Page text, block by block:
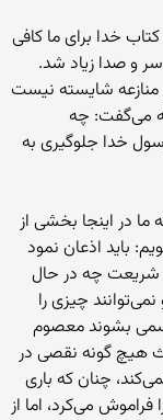
خدا برای ما کافی
سر و صدا زیاد شد.
منازعه شایسته نیست
می‌گفت: چه
خدا جلوگیری به
ما در اینجا بخشی از
باید اذعان نمود
شریعت چه‌ در حال
چیزی را
جسمی بشوند معصوم
هیچ گونه‌ نقصی در
چنان که باری
می‌کرد، اما از